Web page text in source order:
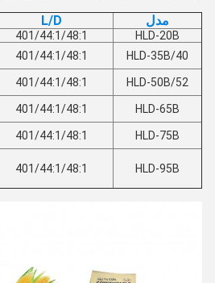
مدل L/D
HLD-20B
401/44:1/48:1
HLD-35B/40
401/44:1/48:1
HLD-50B/52
401/44:1/48:1
HLD-65B
401/44:1/48:1
HLD-75B
401/44:1/48:1
HLD-95B
401/44:1/48:1